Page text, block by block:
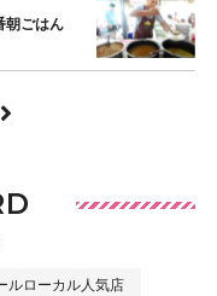
朝ごはん
ルローカル人気店